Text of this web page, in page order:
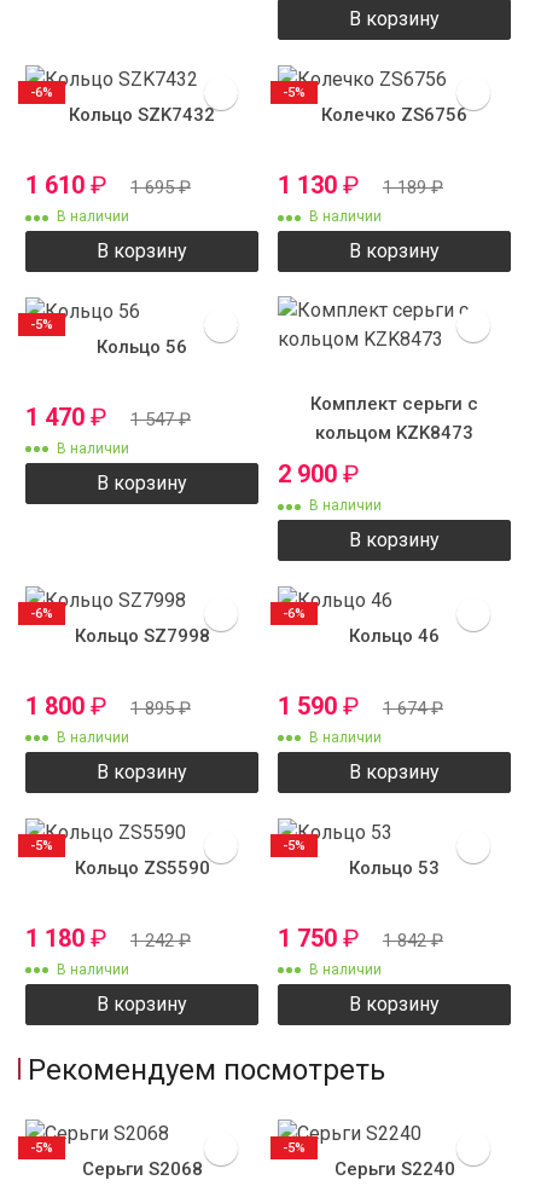
В корзину
Кольцо SZK7432
1 610 ₽ 1 695₽
В наличии
В корзину
-6%
Колечко ZS6756
1 130 ₽ 1 189₽
В наличии
В корзину
-5%
Кольцо 56
1 470 ₽ 1 547₽
В наличии
В корзину
-5%
Комплект серьги с
кольцом KZK8473
2 900 ₽
В наличии
В корзину
Кольцо SZ7998
1 800 ₽ 1 895₽
В наличии
В корзину
-6%
Кольцо 46
1 590 ₽ 1 674₽
В наличии
В корзину
-6%
Кольцо ZS5590
1 180 ₽ 1 242₽
В наличии
В корзину
-5%
Кольцо 53
1 750 ₽ 1 842₽
В наличии
В корзину
-5%
Рекомендуем посмотреть
Серьги S2068
-5%
Серьги S2240
-5%